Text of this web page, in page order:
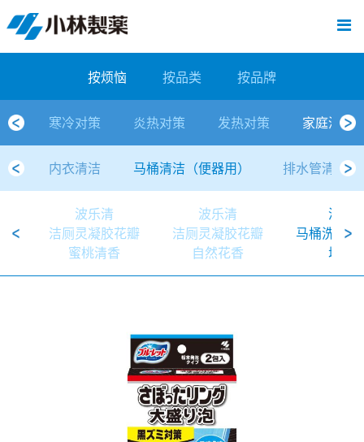
至
按烦恼 按品类 按品牌
寒冷对策 炎热对策 发热对策 家庭清洁
内衣清洁 马桶清洁（便器用） 排水管清洁
波乐清
洁厕灵凝胶花瓣
蜜桃清香
波乐清
洁厕灵凝胶花瓣
自然花香
波乐
马桶洗净
增强
公司简介
董事长寄语
独特的企业模式
公司概要
人才方针
产品展示
按品类
按品牌
按烦恼
炎热对策
发热对策
家庭清洁
厕所/马桶异味
房间异味·芳香
寒冷对策
暖手暖脚
生理期
舒缓
炎热对策
发热对策
家庭清洁
马桶清洁（便器用）
排水管清洁
水壶/水杯清洁
清洁纸
厕所/马桶异味
厕所消臭
即时消臭
无味消臭
房间异味·芳香
宠物消臭
无味消臭
运动鞋消臭
房间芳香
管道异味·清洁
管道异味·清洁
清洁消毒
口腔消毒
清洁纸
口腔护理
其他烦恼
按品类
退热贴
芳香·消臭剂
个人护理
洗净用品
暖手暖脚系列
生理期系列
舒缓系列
退热贴
儿童用
成人用
家庭用
芳香·消臭剂
房间用
宠物用
厨房用
鞋柜用
个人护理
清凉降温
安睡
随身清洁
洗净用品
管道清洁
家居用品清洁
消毒品
口腔消毒
口腔护理
按品牌
无香空间
洗净丸
洗净中
Sawaday小林消臭元
新闻中心
2025
2024
2023